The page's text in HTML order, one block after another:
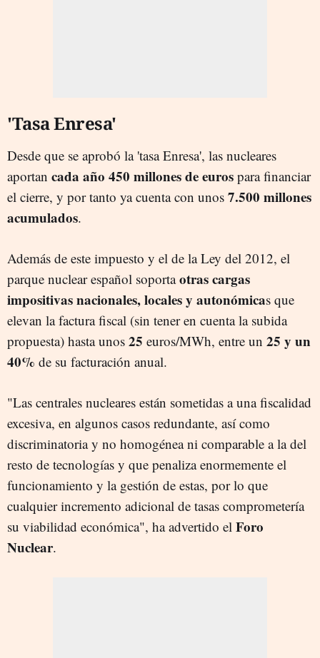
'Tasa Enresa'
Desde que se aprobó la 'tasa Enresa', las nucleares
aportan cada año 450 millones de euros para financiar
el cierre, y por tanto ya cuenta con unos 7.500 millones
acumulados.
Además de este impuesto y el de la Ley del 2012, el
parque nuclear español soportaotras cargas
impositivas nacionales, locales y autonómicas que
elevan la factura fiscal (sin tener en cuenta la subida
propuesta) hasta unos 25 euros/MWh, entre un 25 y un
40% de su facturación anual.
"Las centrales nucleares están sometidas a una fiscalidad
excesiva, en algunos casos redundante, así como
discriminatoria y no homogénea ni comparable a la del
resto de tecnologías y que penaliza enormemente el
funcionamiento y la gestión de estas, por lo que
cualquier incremento adicional de tasas comprometería
su viabilidad económica", ha advertido el Foro
Nuclear.